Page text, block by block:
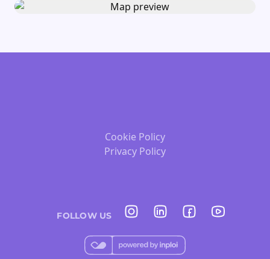
Cookie Policy
Privacy Policy
FOLLOW US